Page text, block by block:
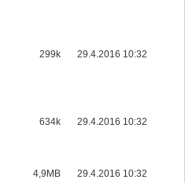
299k 29.4.2016 10:32
634k 29.4.2016 10:32
4,9MB 29.4.2016 10:32